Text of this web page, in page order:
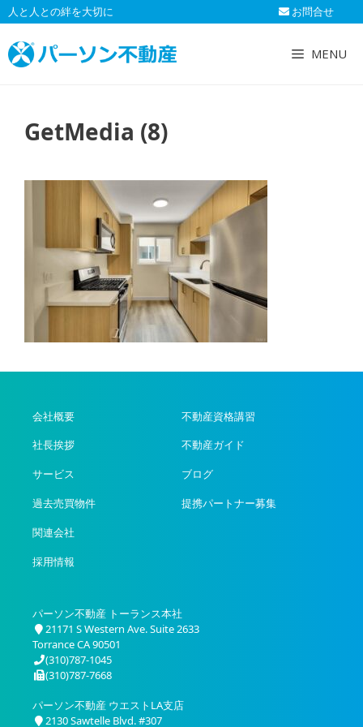
コ
ン
テ
ン
人と人との絆を大切に お問合せ
MENU
GetMedia (8)
会社概要
社長挨拶
サービス
過去売買物件
関連会社
採用情報
不動産資格講習
不動産ガイド
ブログ
提携パートナー募集
パーソン不動産 トーランス本社
21171 S Western Ave. Suite 2633
Torrance CA 90501
(310)787-1045
(310)787-7668
パーソン不動産 ウエストLA支店
2130 Sawtelle Blvd. #307